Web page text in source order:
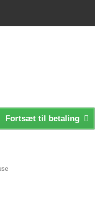
Fortsæt til betaling